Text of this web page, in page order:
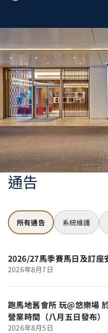
通告
所有通告 系統維護
2026/27馬季賽馬日及訂座
2026年8月7日
跑馬地舊會所 玩@悠樂場
營業時間（八月五日發布）
2026年8月5日